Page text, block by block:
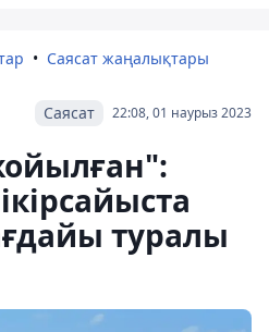
Саясат жаңалықтары
22:08, 01 наурыз 2023
Саясат
туралы